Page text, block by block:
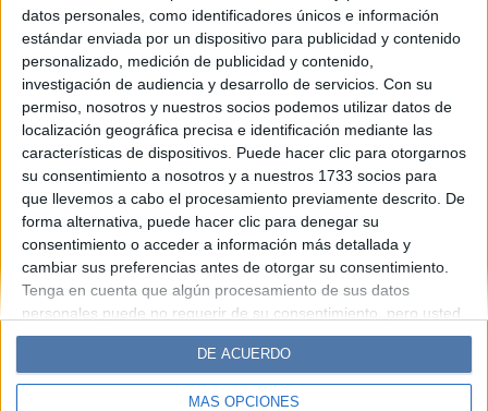
datos personales, como identificadores únicos e información
estándar enviada por un dispositivo para publicidad y contenido
personalizado, medición de publicidad y contenido,
investigación de audiencia y desarrollo de servicios. Con su
permiso, nosotros y nuestros socios podemos utilizar datos de
localización geográfica precisa e identificación mediante las
características de dispositivos. Puede hacer clic para otorgarnos
su consentimiento a nosotros y a nuestros 1733 socios para
que llevemos a cabo el procesamiento previamente descrito. De
forma alternativa, puede hacer clic para denegar su
consentimiento o acceder a información más detallada y
cambiar sus preferencias antes de otorgar su consentimiento.
Tenga en cuenta que algún procesamiento de sus datos
personales puede no requerir de su consentimiento, pero usted
tiene el derecho de rechazar tal procesamiento. Sus
preferencias se aplicarán solo a este sitio web. Puede cambiar
sus preferencias o retirar su consentimiento en cualquier
momento volviendo a este sitio y haciendo clic en el botón
MÁS OPCIONES
DE ACUERDO
Espacio Publicitario
Diario Perfil Caras Noticias
Fortuna
Hombre
Weekend Parabrisas
Supercampo
Lunateen